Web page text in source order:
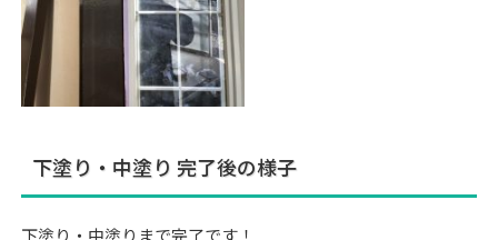
下塗り・中塗り 完了後の様子